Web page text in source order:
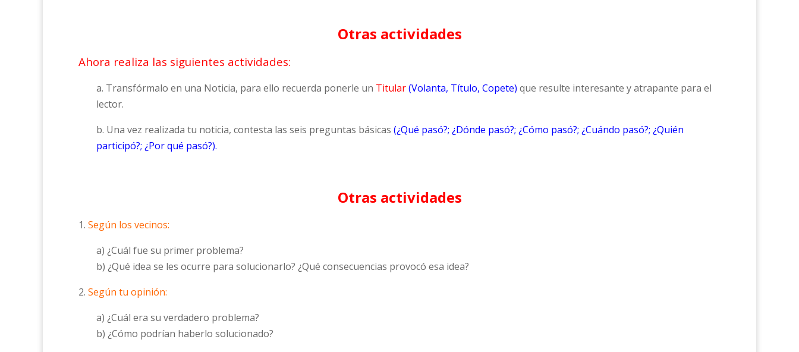
Otras actividades
Ahora realiza las siguientes actividades:
a. Transfórmalo en una Noticia, para ello recuerda ponerle un Titular(Volanta, Título, Copete) que resulte interesante y atrapante para el
lector.
b. Una vez realizada tu noticia, contesta las seis preguntas básicas (¿Qué pasó?; ¿Dónde pasó?; ¿Cómo pasó?; ¿Cuándo pasó?; ¿Quién
participó?; ¿Por qué pasó?).
Otras actividades
1. Según los vecinos:
a) ¿Cuál fue su primer problema?
b) ¿Qué idea se les ocurre para solucionarlo? ¿Qué consecuencias provocó esa idea?
2. Según tu opinión:
a) ¿Cuál era su verdadero problema?
b) ¿Cómo podrían haberlo solucionado?